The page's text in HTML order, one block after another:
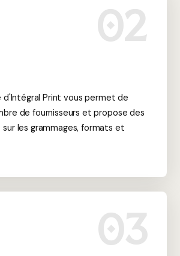
02
d'Intégral Print vous permet de
de fournisseurs et propose des
les grammages, formats et
03